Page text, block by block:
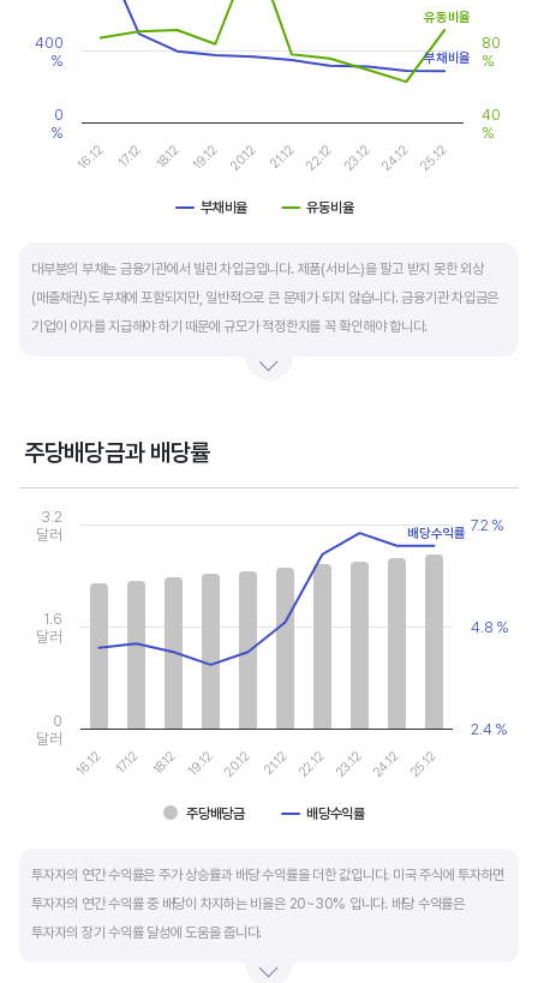
부채비율 유동비율
16.12 17.12 18.12 19.12 20.12 21.12 22.12 23.12 24.12 25.12
0
%
400
%
40
%
80
%
부채비율
유동비율
대부분의 부채는 금융기관에서 빌린 차입금입니다. 제품(서비스)을 팔고 받지 못한 외상
(매출채권)도 부채에 포함되지만, 일반적으로 큰 문제가 되지 않습니다. 금융기관 차입금은
기업이 이자를 지급해야 하기 때문에 규모가 적정한지를 꼭 확인해야 합니다.
비교해서 보는 것이 좋습니다. 그외 이자보상배율과 현금흐름표를 함께 체크하면, 부도
주당배당금과 배당률
Chart
Combination chart with 2 data series.
View as data table, Chart
The chart has 1 X axis displaying categories.
The chart has 2 Y axes displaying values, and values.
주당배당금 배당수익률
16.12 17.12 18.12 19.12 20.12 21.12 22.12 23.12 24.12 25.12
0
달러
1.6
달러
3.2
달러
2.4 %
4.8 %
7.2 %
배당수익률
투자자의 연간 수익률은 주가 상승률과 배당 수익률을 더한 값입니다. 미국 주식에 투자하면
투자자의 연간 수익률 중 배당이 차지하는 비율은 20~30% 입니다. 배당 수익률은
투자자의 장기 수익률 달성에 도움을 줍니다.